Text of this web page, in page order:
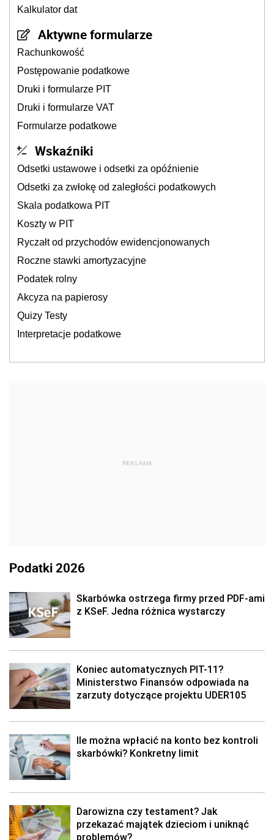
Kalkulator dat
Aktywne formularze
Rachunkowość
Postępowanie podatkowe
Druki i formularze PIT
Druki i formularze VAT
Formularze podatkowe
Wskaźniki
Odsetki ustawowe i odsetki za opóźnienie
Odsetki za zwłokę od zaległości podatkowych
Skala podatkowa PIT
Koszty w PIT
Ryczałt od przychodów ewidencjonowanych
Roczne stawki amortyzacyjne
Podatek rolny
Akcyza na papierosy
Quizy Testy
Interpretacje podatkowe
REKLAMA
Podatki 2026
Skarbówka ostrzega firmy przed PDF-ami
z KSeF. Jedna różnica wystarczy
Koniec automatycznych PIT-11?
Ministerstwo Finansów odpowiada na
zarzuty dotyczące projektu UDER105
Ile można wpłacić na konto bez kontroli
skarbówki? Konkretny limit
Darowizna czy testament? Jak
przekazać majątek dzieciom i uniknąć
problemów?